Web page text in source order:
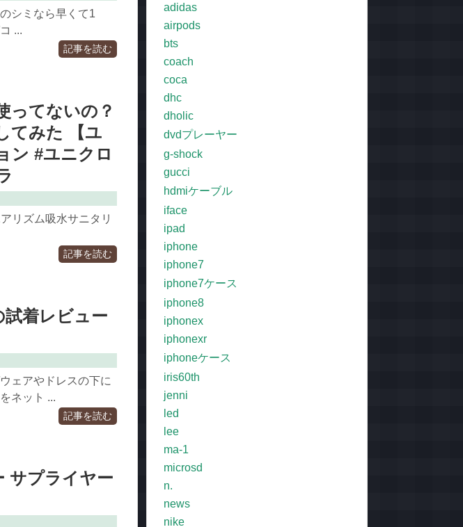
シミなら早くて1
...
記事を読む
ってないの？
てみた 【ユ
ン #ユニクロ
リズム吸水サニタリ
記事を読む
着レビュー
ェアやドレスの下に
ネット ...
記事を読む
サプライヤー
adidas
airpods
bts
coach
coca
dhc
dholic
dvdプレーヤー
g-shock
gucci
hdmiケーブル
iface
ipad
iphone
iphone7
iphone7ケース
iphone8
iphonex
iphonexr
iphoneケース
iris60th
jenni
led
lee
ma-1
microsd
n.
news
nike